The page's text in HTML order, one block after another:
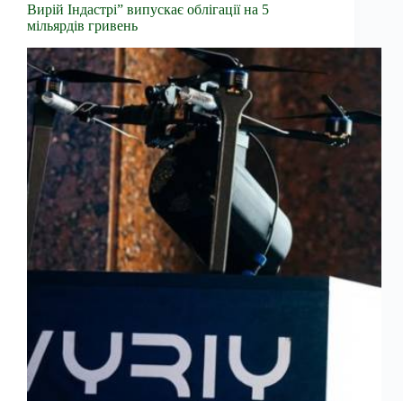
Вирій Індастрі” випускає облігації на 5
мільярдів гривень